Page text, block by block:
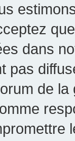
dans
pas
de